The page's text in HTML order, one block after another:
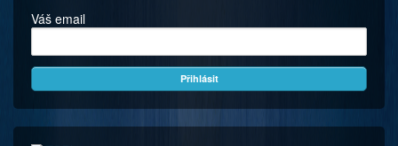
Váš email